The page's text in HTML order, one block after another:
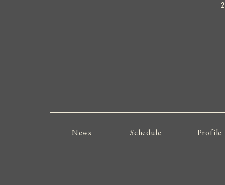
News Schedule Profile